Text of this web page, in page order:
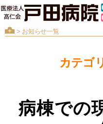
> お知らせ一覧
カテゴ
病棟での